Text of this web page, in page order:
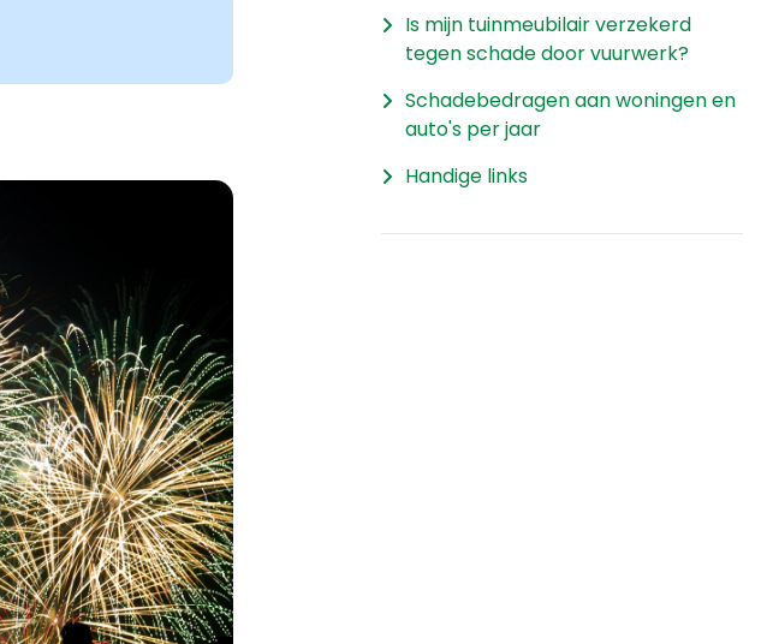
Is mijn tuinmeubilair verzekerd
tegen schade door vuurwerk?
Schadebedragen aan woningen en
auto's per jaar
Handige links